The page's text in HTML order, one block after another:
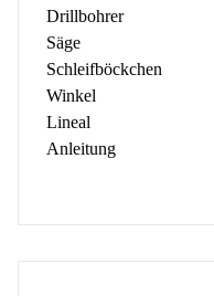
Drillbohrer
Säge
Schleifböckchen
Winkel
Lineal
Anleitung